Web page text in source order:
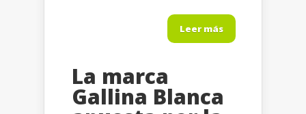
Leer más
La marca
Gallina Blanca